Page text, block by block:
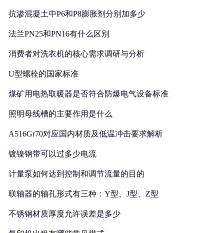
抗渗混凝土中P6和P8膨胀剂分别加多少
法兰PN25和PN16有什么区别
消费者对洗衣机的核心需求调研与分析
U型螺栓的国家标准
煤矿用电热取暖器是否符合防爆电气设备标准
照明母线槽的主要作用是什么
A516Gr70对应国内材质及低温冲击要求解析
镀镍钢带可以过多少电流
计量泵如何达到控制和调节流量的目的
联轴器的轴孔形式有三种：Y型、J型、Z型
不锈钢材质厚度允许误差是多少